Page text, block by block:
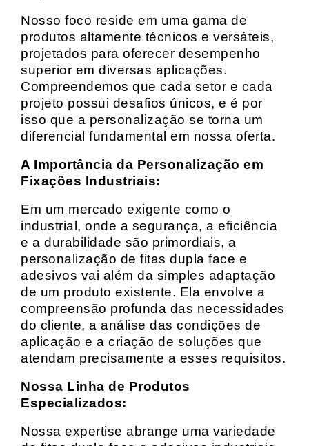
Nosso foco reside em uma gama de
produtos altamente técnicos e versáteis,
projetados para oferecer desempenho
superior em diversas aplicações.
Compreendemos que cada setor e cada
projeto possui desafios únicos, e é por
isso que a personalização se torna um
diferencial fundamental em nossa oferta.
A Importância da Personalização em
Fixações Industriais:
Em um mercado exigente como o
industrial, onde a segurança, a eficiência
e a durabilidade são primordiais, a
personalização de fitas dupla face e
adesivos vai além da simples adaptação
de um produto existente. Ela envolve a
compreensão profunda das necessidades
do cliente, a análise das condições de
aplicação e a criação de soluções que
atendam precisamente a esses requisitos.
Nossa Linha de Produtos
Especializados:
Nossa expertise abrange uma variedade